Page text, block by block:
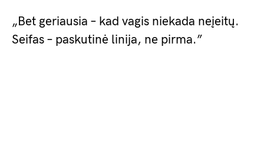
„Bet geriausia – kad vagis niekada neįeitų.
Seifas – paskutinė linija, ne pirma.”